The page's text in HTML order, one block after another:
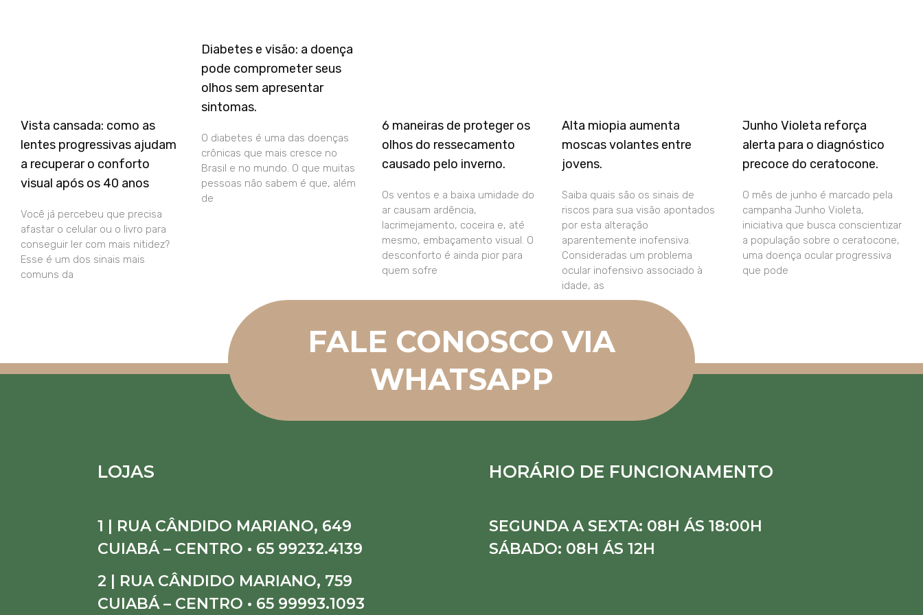
Vista cansada: como as
lentes progressivas ajudam
a recuperar o conforto
visual após os 40 anos
Você já percebeu que precisa
afastar o celular ou o livro para
conseguir ler com mais nitidez?
Esse é um dos sinais mais
comuns da
Diabetes e visão: a doença
pode comprometer seus
olhos sem apresentar
sintomas.
O diabetes é uma das doenças
crônicas que mais cresce no
Brasil e no mundo. O que muitas
pessoas não sabem é que, além
de
6 maneiras de proteger os
olhos do ressecamento
causado pelo inverno.
Os ventos e a baixa umidade do
ar causam ardência,
lacrimejamento, coceira e, até
mesmo, embaçamento visual. O
desconforto é ainda pior para
quem sofre
Alta miopia aumenta
moscas volantes entre
jovens.
Saiba quais são os sinais de
riscos para sua visão apontados
por esta alteração
aparentemente inofensiva.
Consideradas um problema
ocular inofensivo associado à
idade, as
Junho Violeta reforça
alerta para o diagnóstico
precoce do ceratocone.
O mês de junho é marcado pela
campanha Junho Violeta,
iniciativa que busca conscientizar
a população sobre o ceratocone,
uma doença ocular progressiva
que pode
FALE CONOSCO VIA
WHATSAPP
LOJAS
1 | RUA CÂNDIDO MARIANO, 649
CUIABÁ – CENTRO • 65 99232.4139
2 | RUA CÂNDIDO MARIANO, 759
CUIABÁ – CENTRO • 65 99993.1093
HORÁRIO DE FUNCIONAMENTO
SEGUNDA A SEXTA: 08H ÁS 18:00H
SÁBADO: 08H ÁS 12H